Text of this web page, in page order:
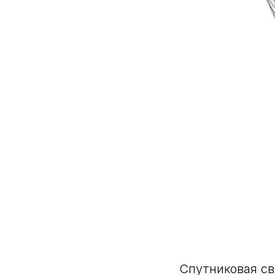
Спутниковая